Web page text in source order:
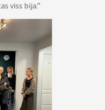
viss bija.”